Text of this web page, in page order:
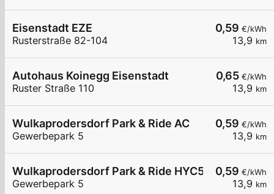
0,59 €/kWh
13,9 km
Eisenstadt EZE
Rusterstraße 82-104
0,65 €/kWh
13,9 km
Autohaus Koinegg Eisenstadt
Ruster Straße 110
0,59 €/kWh
13,9 km
Wulkaprodersdorf Park & Ride AC
Gewerbepark 5
0,59 €/kWh
13,9 km
Wulkaprodersdorf Park & Ride HYC50
Gewerbepark 5